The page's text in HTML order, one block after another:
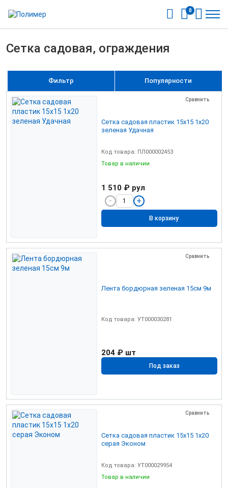
0
Сетка садовая, ограждения
Популярности
Фильтр
Сравнить
Сетка садовая пластик 15х15 1х20
зеленая Удачная
Код товара: ПЛ000002453
Товар в наличии
1 510 ₽ рул
В корзину
Сравнить
Лента бордюрная зеленая 15см 9м
Код товара: УТ000030281
204 ₽ шт
Под заказ
Сравнить
Сетка садовая пластик 15х15 1х20
серая Эконом
Код товара: УТ000029954
Товар в наличии